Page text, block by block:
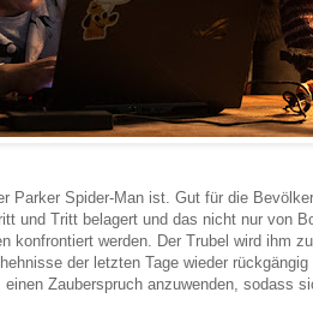
Parker Spider-Man ist. Gut für die
und Tritt belagert und das nicht nur von
konfrontiert werden. Der Trubel wird ihm
der letzten Tage wieder
Zauberspruch anzuwenden, sodass